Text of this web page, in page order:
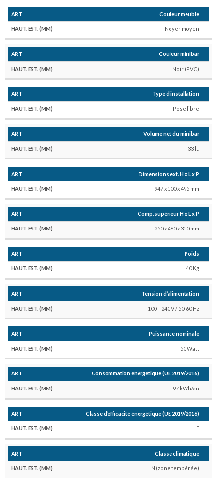
Couleur meuble
Noyer moyen
Couleur minibar
Noir (PVC)
Type d’installation
Pose libre
Volume net du minibar
33 lt.
Dimensions ext. H x L x P
947 x 500 x 495 mm
Comp. supérieur H x L x P
250 x 460 x 350 mm
Poids
40 Kg
Tension d’alimentation
100 – 240 V / 50-60 Hz
Puissance nominale
50 Watt
Consommation énergétique (UE 2019/2016)
97 kWh/an
Classe d’efficacité énergétique (UE 2019/2016)
F
Classe climatique
N (zone tempérée)